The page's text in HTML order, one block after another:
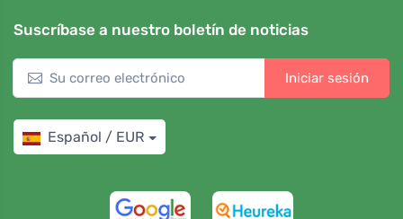
Suscríbase a nuestro boletín de noticias
Iniciar sesión
Español / EUR